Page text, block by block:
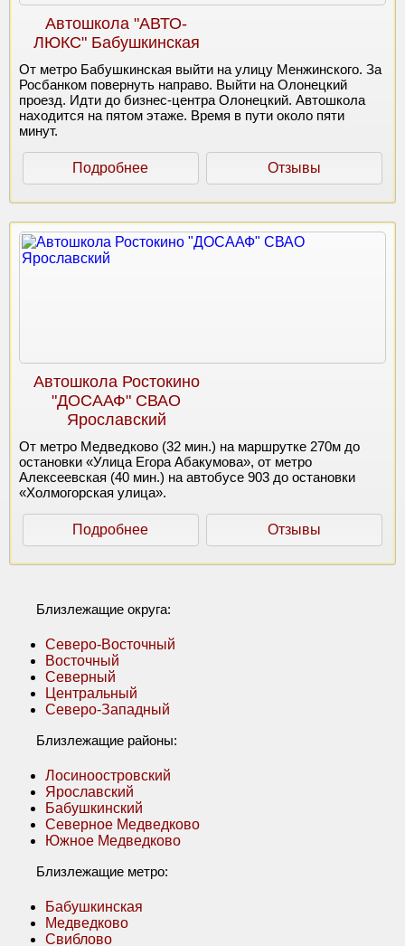
Автошкола "АВТО-
ЛЮКС" Бабушкинская
От метро Бабушкинская выйти на улицу Менжинского. За
Росбанком повернуть направо. Выйти на Олонецкий
проезд. Идти до бизнес-центра Олонецкий. Автошкола
находится на пятом этаже. Время в пути около пяти
минут.
Подробнее Отзывы
Автошкола Ростокино
"ДОСААФ" СВАО
Ярославский
От метро Медведково (32 мин.) на маршрутке 270м до
остановки «Улица Егора Абакумова», от метро
Алексеевская (40 мин.) на автобусе 903 до остановки
«Холмогорская улица».
Подробнее Отзывы
Близлежащие округа:
Северо-Восточный
Восточный
Северный
Центральный
Северо-Западный
Близлежащие районы:
Лосиноостровский
Ярославский
Бабушкинский
Северное Медведково
Южное Медведково
Близлежащие метро:
Бабушкинская
Медведково
Свиблово